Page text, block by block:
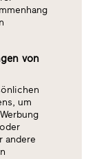
von
um
andere